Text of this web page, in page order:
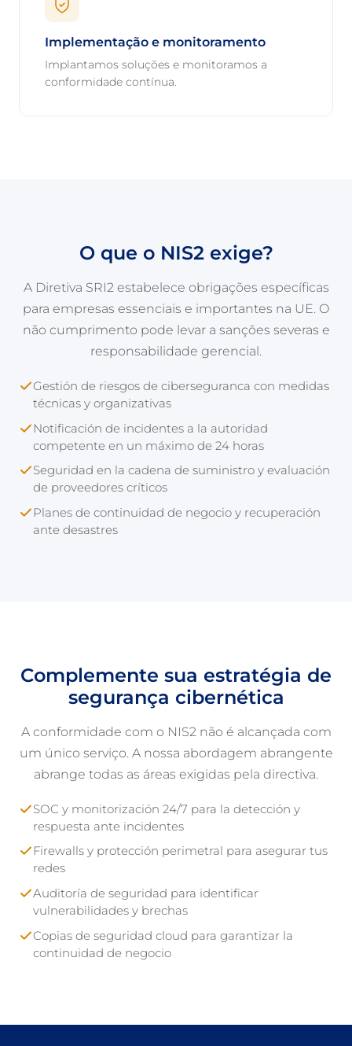
Implementação e monitoramento
Implantamos soluções e monitoramos a
conformidade contínua.
O que o NIS2 exige?
A Diretiva SRI2 estabelece obrigações específicas
para empresas essenciais e importantes na UE. O
não cumprimento pode levar a sanções severas e
responsabilidade gerencial.
Gestión de riesgos de ciberseguranca con medidas
técnicas y organizativas
Notificación de incidentes a la autoridad
competente en un máximo de 24 horas
Seguridad en la cadena de suministro y evaluación
de proveedores críticos
Planes de continuidad de negocio y recuperación
ante desastres
Complemente sua estratégia de
segurança cibernética
A conformidade com o NIS2 não é alcançada com
um único serviço. A nossa abordagem abrangente
abrange todas as áreas exigidas pela directiva.
SOC y monitorización 24/7 para la detección y
respuesta ante incidentes
Firewalls y protección perimetral para asegurar tus
redes
Auditoría de seguridad para identificar
vulnerabilidades y brechas
Copias de seguridad cloud para garantizar la
continuidad de negocio